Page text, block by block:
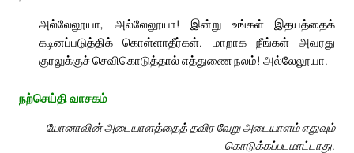
அல்லேலூயா, அல்லேலூயா! இன்று உங்கள் இதயத்தைக்
கடினப்படுத்திக் கொள்ளாதீர்கள். மாறாக நீங்கள் அவரது
குரலுக்குச் செவிகொடுத்தால் எத்துணை நலம்! அல்லேலூயா.
நற்செய்தி வாசகம்
யோனாவின் அடையாளத்தைத் தவிர வேறு அடையாளம் எதுவும்
கொடுக்கப்படமாட்டாது.